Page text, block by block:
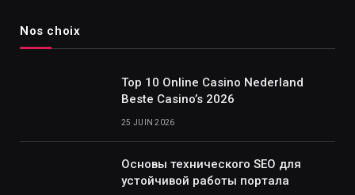
Nos choix
Top 10 Online Casino Nederland
Beste Casino’s 2026
25 JUIN 2026
Основы технического SEO для
устойчивой работы портала